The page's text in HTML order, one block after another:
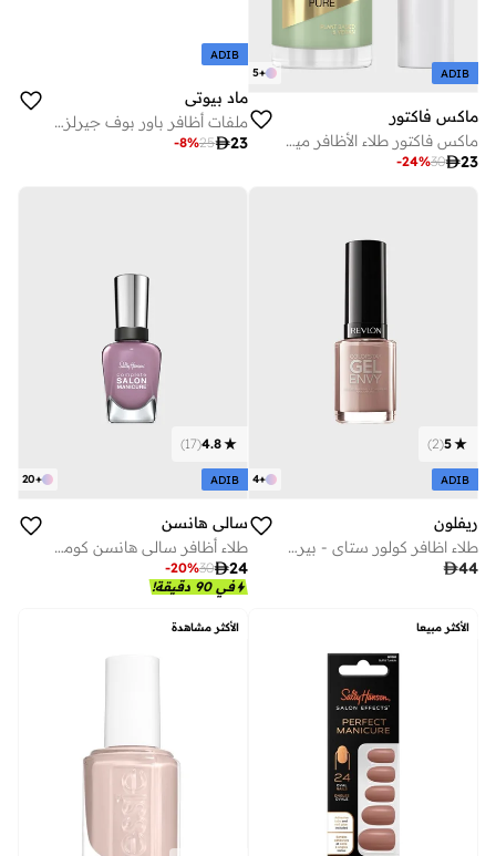
+
5 ADIB
ماكس فاكتور
ماكس فاكتور طلاء الأظافر ميراكل بيور، مجموعة هيلينج كريستال، لاكي چايد، 12 مل
23
30
-24%
ADIB
ماد بيوتي
ملفات أظافر باور بوف جيرلز فائقة اللطافة
23
25
-8%
+
4
5
(
2
)
ADIB
ريفلون
طلاء اظافر كولور ستاي - بيرفكت بير
44
+
20
4.8
(
17
)
ADIB
سالي هانسن
طلاء أظافر سالي هانسن كومبليت 0.5 اونصة - 14.7 مل
24
30
-20%
في 90 دقيقة!
الأكثر مبيعا الأكثر مشاهدة